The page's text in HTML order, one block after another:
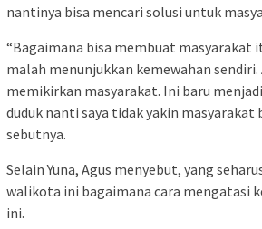
nantinya bisa mencari solusi untuk
“Bagaimana bisa membuat masyarakat
malah menunjukkan kemewahan
memikirkan masyarakat. Ini baru
duduk nanti saya tidak yakin masyarakat
sebutnya.
Selain Yuna, Agus menyebut, yang
walikota ini bagaimana cara mengatasi
ini.